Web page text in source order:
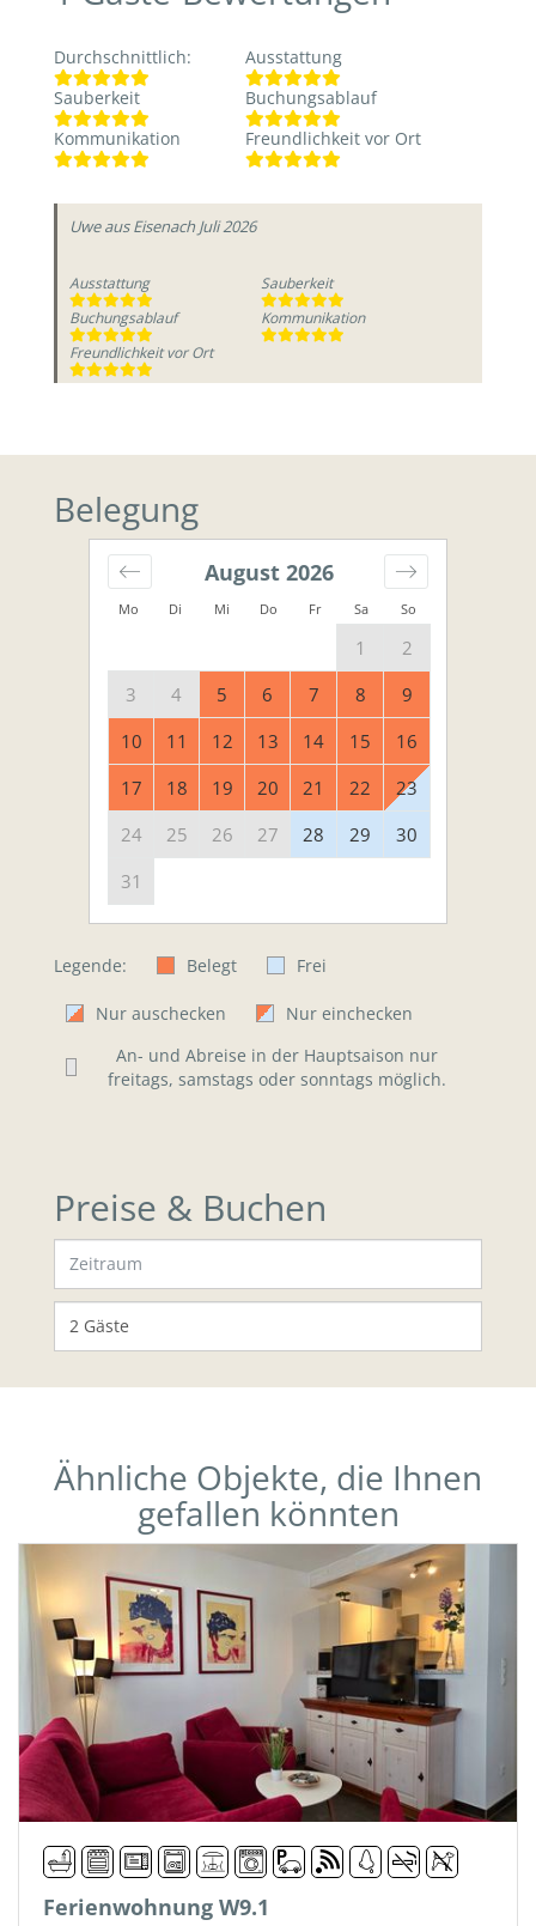
Durchschnittlich:
Ausstattung
Sauberkeit
Buchungsablauf
Kommunikation
Freundlichkeit vor Ort
Uweaus Eisenach Juli 2026
Ausstattung
Sauberkeit
Buchungsablauf
Kommunikation
Freundlichkeit vor Ort
Belegung
Mo Di Mi Do Fr Sa So
August 2026
1
2
3
4 5 6 7 8
9
10
11 12 13 14 15
16
17
18 19 20 21 22
23
24
25 26 27 28 29
30
31
Legende: Belegt Frei
Nur auschecken
Nur einchecken
An- und Abreise in der Hauptsaison nur
freitags, samstags oder sonntags möglich.
Preise & Buchen
Ähnliche Objekte, die Ihnen
gefallen könnten
Ferienwohnung W9.1